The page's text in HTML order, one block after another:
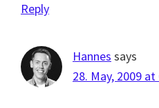
Reply
Hannes says
28. May, 2009 at